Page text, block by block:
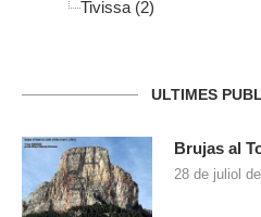
Tivissa (2)
ULTIMES
Brujas al
28 de juliol